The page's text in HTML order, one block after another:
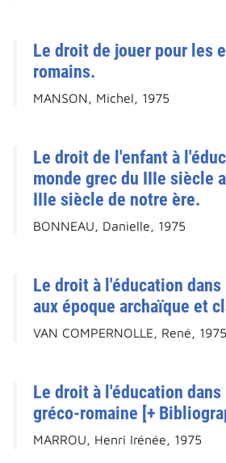
Le droit de jouer pour les
romains.
MANSON, Michel, 1975
Le droit de l'enfant à
monde grec du IIIe siècle
IIIe siècle de notre ère.
BONNEAU, Danielle, 1975
Le droit à l'éducation
aux époque archaïque et
VAN COMPERNOLLE, René, 1975
Le droit à l'éducation
gréco-romaine [+
MARROU, Henri Irénée, 1975